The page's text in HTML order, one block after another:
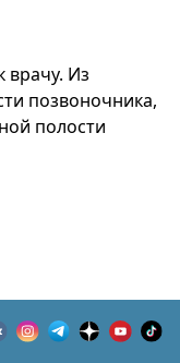
врачу. Из
позвоночника,
полости